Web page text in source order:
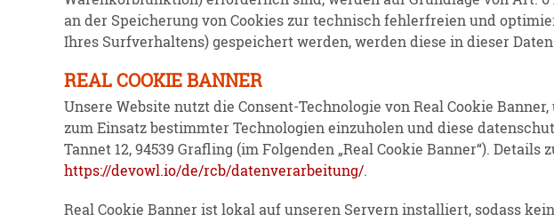
an der Speicherung von Cookies zur technisch fehler­freien und
Ihres Surfver­haltens) gespei­chert werden, werden diese in dieser
REAL COOKIE BANNER
Unsere Website nutzt die Consent-Techno­logie von Real Cookie
zum Einsatz bestimmter Techno­logien einzu­holen und diese
Tannet 12, 94539 Grafling (im Folgenden „Real Cookie Banner“).
https://devowl.io/de/rcb/datenverarbeitung/.
Real Cookie Banner ist lokal auf unseren Servern instal­liert, sodass